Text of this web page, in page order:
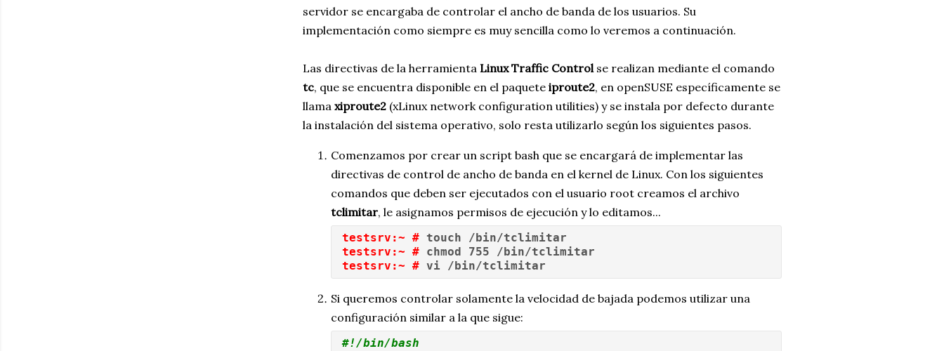
servidor se encargaba de controlar el ancho de banda de los usuarios. Su
implementación como siempre es muy sencilla como lo veremos a continuación.
Las directivas de la herramienta Linux Traffic Controlse realizan mediante el comando
tc, que se encuentra disponible en el paquete iproute2, en openSUSE específicamente se
llama xiproute2 (xLinux network configuration utilities) y se instala por defecto durante
la instalación del sistema operativo, solo resta utilizarlo según los siguientes pasos.
Comenzamos por crear un script bash que se encargará de implementar las
directivas de control de ancho de banda en el kernel de Linux. Con los siguientes
comandos que deben ser ejecutados con el usuario root creamos el archivo
tclimitar, le asignamos permisos de ejecución y lo editamos...
testsrv:~ # touch /bin/tclimitar
testsrv:~ # chmod 755 /bin/tclimitar
testsrv:~ # vi /bin/tclimitar
Si queremos controlar solamente la velocidad de bajada podemos utilizar una
configuración similar a la que sigue:
#!/bin/bash